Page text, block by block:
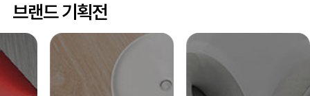
브랜드 기획전